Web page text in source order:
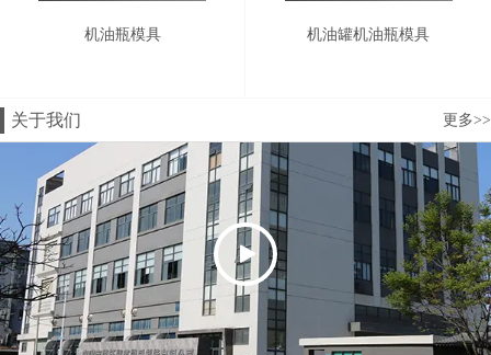
机油瓶模具 机油罐机油瓶模具
关于我们 更多>>